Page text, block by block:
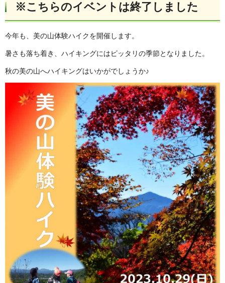
※こちらのイベントは終了しました
今年も、美の山体験ハイクを開催します。
暑さも落ち着き、ハイキングにはピッタリの季節となりました。
秋の美の山へハイキングはいかがでしょうか♪